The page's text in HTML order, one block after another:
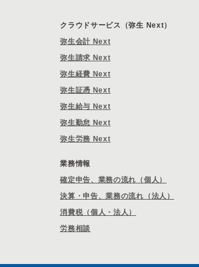
クラウドサービス（弥生 Next）
弥生会計 Next
弥生請求 Next
弥生経費 Next
弥生証憑 Next
弥生給与 Next
弥生勤怠 Next
弥生労務 Next
業務情報
確定申告、業務の流れ（個人）
決算・申告、業務の流れ（法人）
消費税（個人・法人）
労務相談